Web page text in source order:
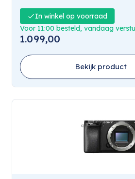
In winkel op voorraad
Voor 11:00 besteld, vandaag
1.099,00
Bekijk product